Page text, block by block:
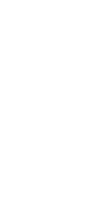
로
로
알
챗
문
알